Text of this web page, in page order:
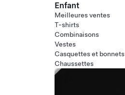
Enfant
Meilleures ventes
T-shirts
Combinaisons
Vestes
Casquettes et bonnets
Chaussettes